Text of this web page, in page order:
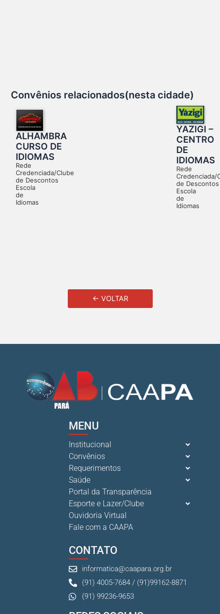
Convênios relacionados(nesta cidade)
ALHAMBRA
CURSO DE
IDIOMAS
Rede
Credenciada/Clube
de Descontos
Escola
de
Idiomas
YAZIGI –
CENTRO
DE
IDIOMAS
Rede
Credenciada/
de Descontos
Escola
de
Idiomas
← VOLTAR
MENU
Institucional
Convênios
Requerimentos
Saúde
Portal da Transparência
Esporte e Lazer/Clube
Ouvidoria Virtual
Fale com a CAAPA
CONTATO
informatica@caapara.org.br
(91) 4005-7684 / (91)99162-8871
(91) 99236-9653